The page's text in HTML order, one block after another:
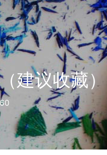
建议收藏）